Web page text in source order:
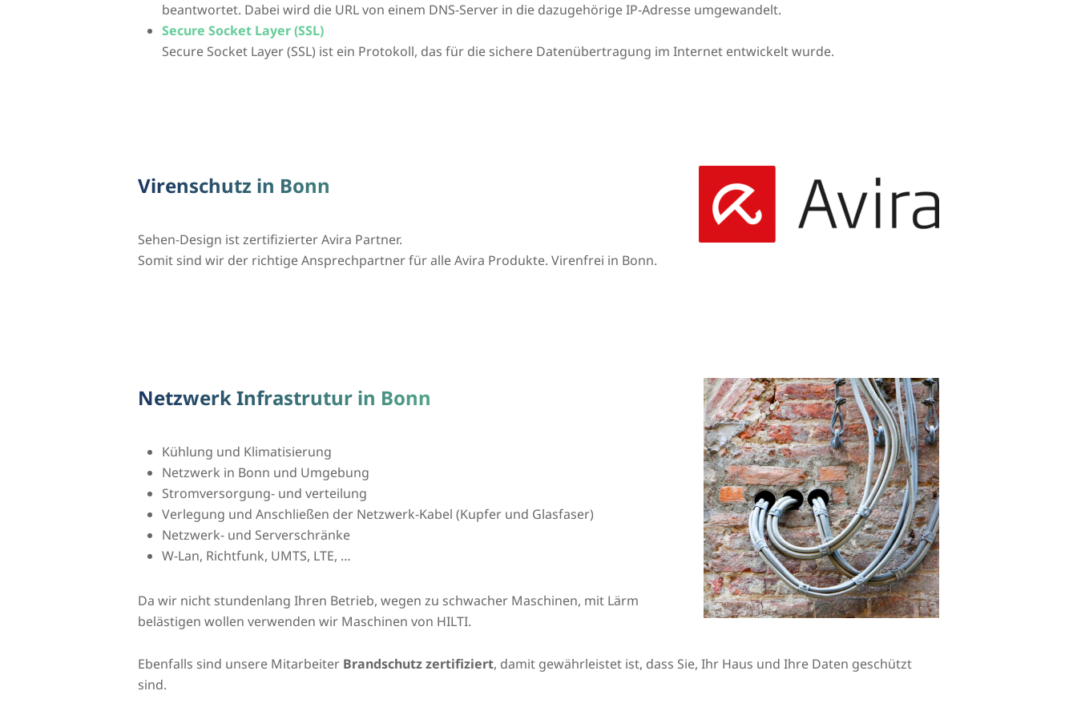
beantwortet. Dabei wird die URL von einem DNS-Server in die dazugehörige IP-Adresse umgewandelt.
Secure Socket Layer (SSL)
Secure Socket Layer (SSL) ist ein Protokoll, das für die sichere Datenübertragung im Internet entwickelt wurde.
Virenschutz in Bonn
Sehen-Design ist zertifizierter Avira Partner.
Somit sind wir der richtige Ansprechpartner für alle Avira Produkte. Virenfrei in Bonn.
Netzwerk Infrastrutur in Bonn
Kühlung und Klimatisierung
Netzwerk in Bonn und Umgebung
Stromversorgung- und verteilung
Verlegung und Anschließen der Netzwerk-Kabel (Kupfer und Glasfaser)
Netzwerk- und Serverschränke
W-Lan, Richtfunk, UMTS, LTE, …
Da wir nicht stundenlang Ihren Betrieb, wegen zu schwacher Maschinen, mit Lärm
belästigen wollen verwenden wir Maschinen von HILTI.
Ebenfalls sind unsere Mitarbeiter Brandschutz zertifiziert, damit gewährleistet ist, dass Sie, Ihr Haus und Ihre Daten geschützt
sind.